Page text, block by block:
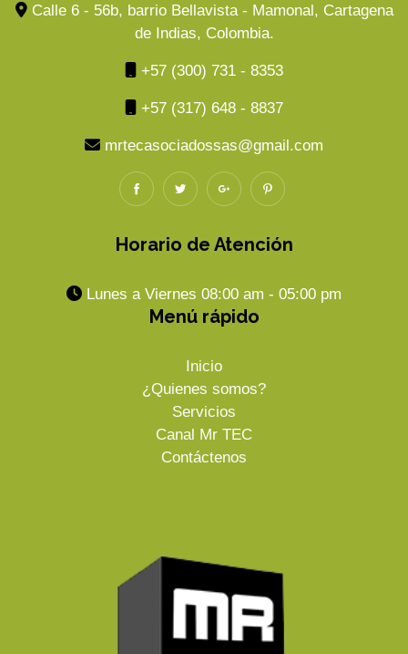
Calle 6 - 56b, barrio Bellavista - Mamonal, Cartagena
de Indias, Colombia.
+57 (300) 731 - 8353
+57 (317) 648 - 8837
mrtecasociadossas@gmail.com
Horario de Atención
Lunes a Viernes 08:00 am - 05:00 pm
Menú rápido
Inicio
¿Quienes somos?
Servicios
Canal Mr TEC
Contáctenos